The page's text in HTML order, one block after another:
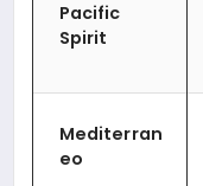
Pacific
Spirit
Mediterran
eo